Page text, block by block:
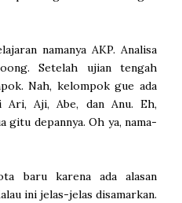
namanya AKP. Analisa
Setelah ujian tengah
Nah, kelompok gue ada
Aji, Abe, dan Anu. Eh,
gitu depannya. Oh ya, nama-
baru karena ada alasan
ini jelas-jelas disamarkan.